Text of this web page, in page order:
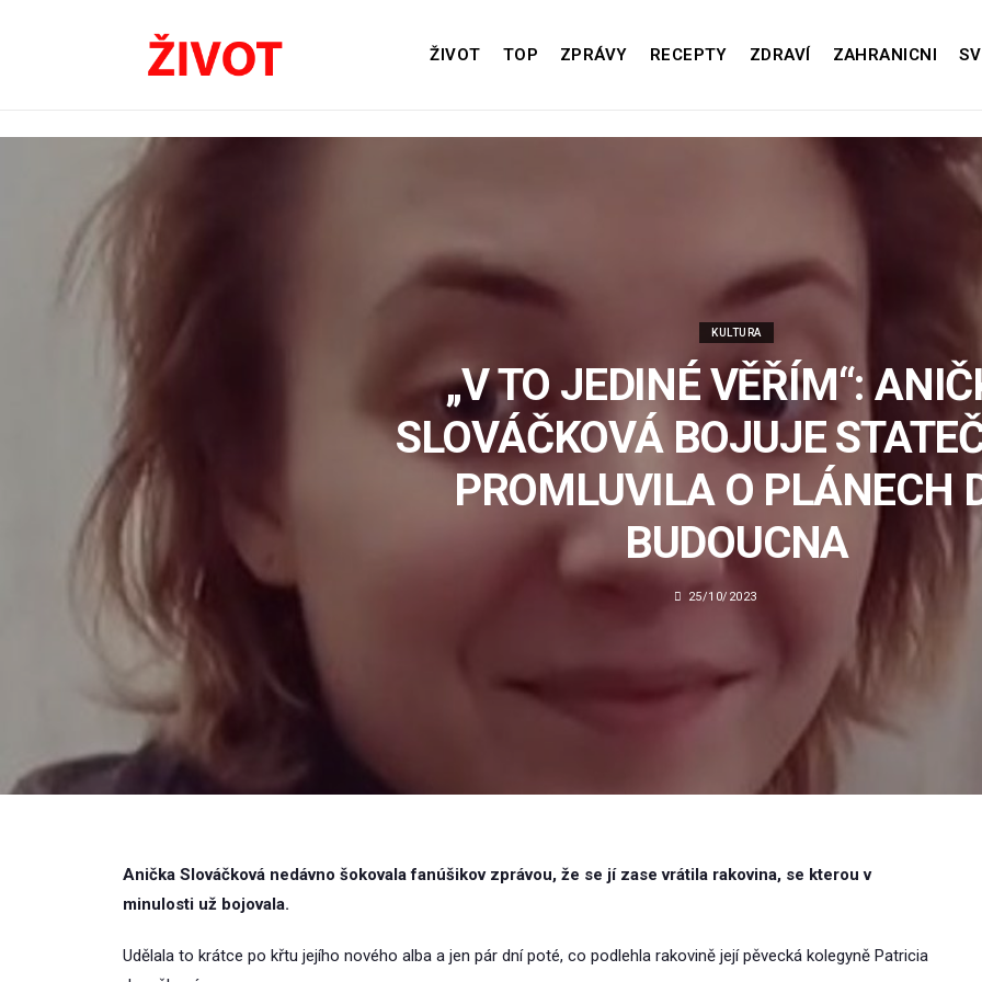
ŽIVOT TOP ZPRÁVY RECEPTY ZDRAVÍ ZAHRANICNI
KULTURA
„V TO JEDINÉ VĚŘÍM“:
SLOVÁČKOVÁ BOJUJE
PROMLUVILA O PLÁNECH
BUDOUCNA
25/10/2023
Anička Slováčková nedávno šokovala fanúšikov zprávou, že se jí zase vrátila rakovina, se kterou v
minulosti už bojovala.
Udělala to krátce po křtu jejího nového alba a jen pár dní poté, co podlehla rakovině její pěvecká kolegyně Patricia